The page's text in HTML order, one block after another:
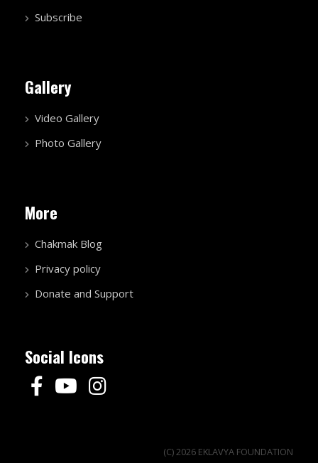
Subscribe
Gallery
Video Gallery
Photo Gallery
More
Chakmak Blog
Privacy policy
Donate and Support
Social Icons
(C) 2026 EKLAVYA FOUNDATION